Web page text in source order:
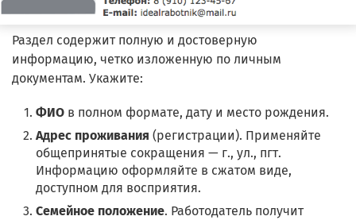
Раздел содержит полную и достоверную
информацию, четко изложенную по личным
документам. Укажите:
ФИО в полном формате, дату и место рождения.
Адрес проживания (регистрации). Применяйте
общепринятые сокращения — г., ул., пгт.
Информацию оформляйте в сжатом виде,
доступном для восприятия.
Семейное положение. Работодатель получит